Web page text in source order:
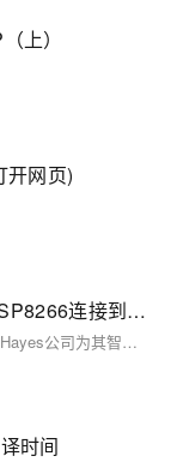
上）
开网页)
了解AT指令以及STM32F103如何通过ESP8266连接到WiFi
AT指令是一组用于控制调制解调器的命令，最早由Hayes公司为其智能调制解调器开发。如今，AT指令已被广泛应用于各种通信模块中，包括GSM、Bluetooth和WiFi模块。AT指令通常以“AT”开头，后跟特定的命令和参数。通过这些指令，我们可以执行一系列操作，如设置网络参数、发送数据和查询状态等。
时间